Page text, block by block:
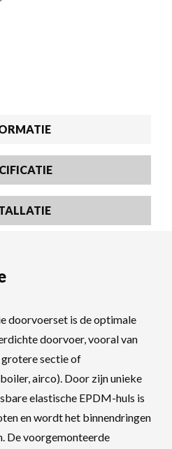
doorvoerset is de optimale
doorvoer, vooral van
sectie of
airco). Door zijn unieke
elastische EPDM-huls is
en wordt het binnendringen
De voorgemonteerde